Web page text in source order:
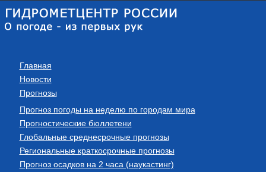
Главная
Новости
Прогнозы
Прогноз погоды на неделю по городам мира
Прогностические бюллетени
Глобальные среднесрочные прогнозы
Региональные краткосрочные прогнозы
Прогноз осадков на 2 часа (наукастинг)